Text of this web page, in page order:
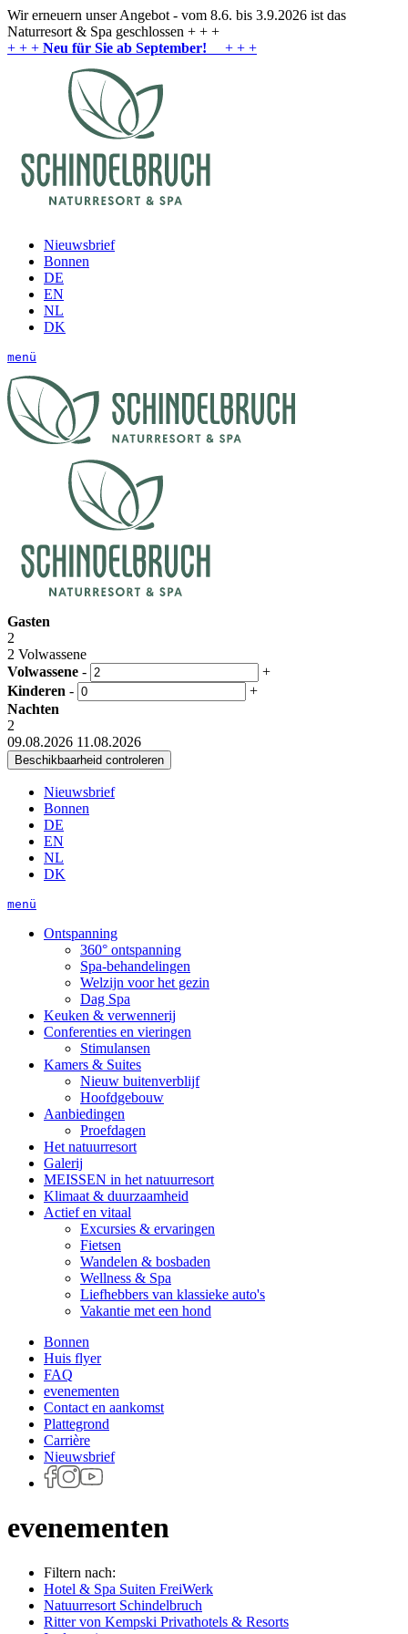
Wir erneuern unser Angebot - vom 8.6. bis 3.9.2026 ist das
Naturresort & Spa geschlossen + + +
+ + + Neu für Sie ab September! + + +
Nieuwsbrief
Bonnen
DE
EN
NL
DK
menü
Gasten
2
2 Volwassene
Volwassene -
+
Kinderen -
+
Nachten
2
09.08.2026 11.08.2026
Nieuwsbrief
Bonnen
DE
EN
NL
DK
menü
Ontspanning
360° ontspanning
Spa-behandelingen
Welzijn voor het gezin
Dag Spa
Keuken & verwennerij
Conferenties en vieringen
Stimulansen
Kamers & Suites
Nieuw buitenverblijf
Hoofdgebouw
Aanbiedingen
Proefdagen
Het natuurresort
Galerij
MEISSEN in het natuurresort
Klimaat & duurzaamheid
Actief en vitaal
Excursies & ervaringen
Fietsen
Wandelen & bosbaden
Wellness & Spa
Liefhebbers van klassieke auto's
Vakantie met een hond
Bonnen
Huis flyer
FAQ
evenementen
Contact en aankomst
Plattegrond
Carrière
Nieuwsbrief
evenementen
Filtern nach:
Hotel & Spa Suiten FreiWerk
Natuurresort Schindelbruch
Ritter von Kempski Privathotels & Resorts